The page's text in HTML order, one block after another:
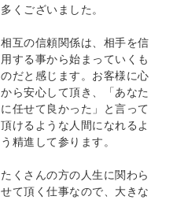
多くございました。
相互の信頼関係は、相手を信
用する事から始まっていくも
のだと感じます。お客様に心
から安心して頂き、「あなた
に任せて良かった」と言って
頂けるような人間になれるよ
う精進して参ります。
たくさんの方の人生に関わら
せて頂く仕事なので、大きな